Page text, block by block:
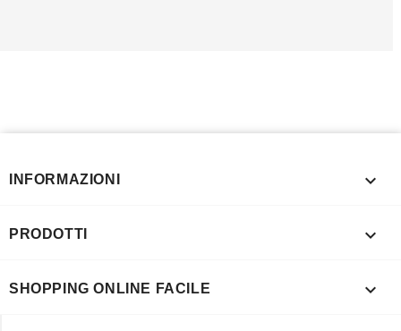
INFORMAZIONI 
PRODOTTI 
SHOPPING ONLINE FACILE 